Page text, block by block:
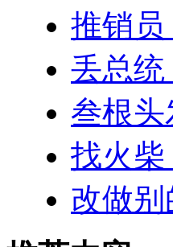
推销
丢总
叁根
找火
改做